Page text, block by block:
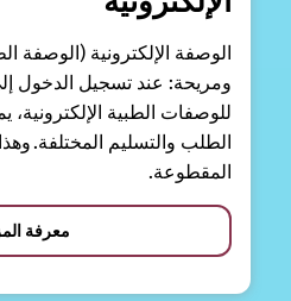
الوصفة الإلكترونية (الوصفة الطبية
ومريحة: عند تسجيل الدخول إلى
للوصفات الطبية الإلكترونية،
الطلب والتسليم المختلفة. وهذا
المقطوعة.
معرفة المزيد